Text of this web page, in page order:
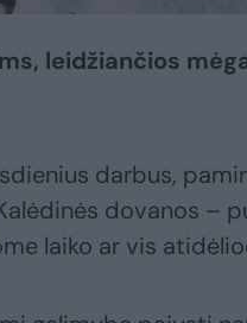
leidžiančios
darbus,
dovanos –
laiko ar vis